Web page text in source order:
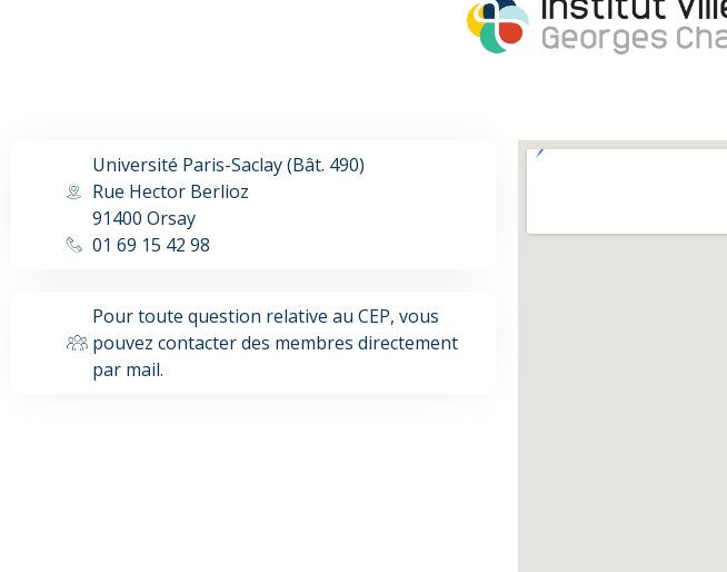
Université Paris-Saclay (Bât. 490)
Rue Hector Berlioz
91400 Orsay
01 69 15 42 98
Pour toute question relative au CEP, vous
pouvez contacter des membres directement
par mail.